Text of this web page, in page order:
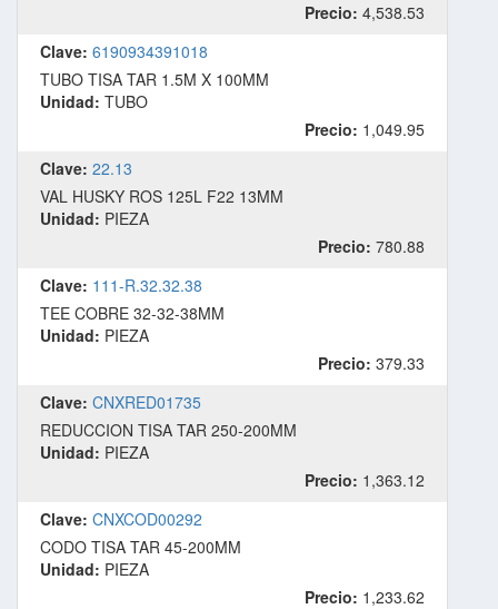
Precio: 4,538.53
Clave: 6190934391018
TUBO TISA TAR 1.5M X 100MM
Unidad: TUBO
Precio: 1,049.95
Clave: 22.13
VAL HUSKY ROS 125L F22 13MM
Unidad: PIEZA
Precio: 780.88
Clave: 111-R.32.32.38
TEE COBRE 32-32-38MM
Unidad: PIEZA
Precio: 379.33
Clave: CNXRED01735
REDUCCION TISA TAR 250-200MM
Unidad: PIEZA
Precio: 1,363.12
Clave: CNXCOD00292
CODO TISA TAR 45-200MM
Unidad: PIEZA
Precio: 1,233.62